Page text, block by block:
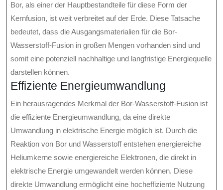
Bor, als einer der Hauptbestandteile für diese Form der
Kernfusion, ist weit verbreitet auf der Erde. Diese Tatsache
bedeutet, dass die Ausgangsmaterialien für die Bor-
Wasserstoff-Fusion in großen Mengen vorhanden sind und
somit eine potenziell nachhaltige und langfristige Energiequelle
darstellen können.
Effiziente Energieumwandlung
Ein herausragendes Merkmal der Bor-Wasserstoff-Fusion ist
die effiziente Energieumwandlung, da eine direkte
Umwandlung in elektrische Energie möglich ist. Durch die
Reaktion von Bor und Wasserstoff entstehen energiereiche
Heliumkerne sowie energiereiche Elektronen, die direkt in
elektrische Energie umgewandelt werden können. Diese
direkte Umwandlung ermöglicht eine hocheffiziente Nutzung